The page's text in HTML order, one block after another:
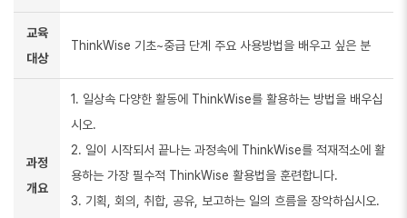
교육
대상
ThinkWise 기초~중급 단계 주요 사용방법을 배우고 싶은 분
과정
개요
1. 일상속 다양한 활동에 ThinkWise를 활용하는 방법을 배우십
시오.
2. 일이 시작되서 끝나는 과정속에 ThinkWise를 적재적소에 활
용하는 가장 필수적 ThinkWise 활용법을 훈련합니다.
3. 기획, 회의, 취합, 공유, 보고하는 일의 흐름을 장악하십시오.